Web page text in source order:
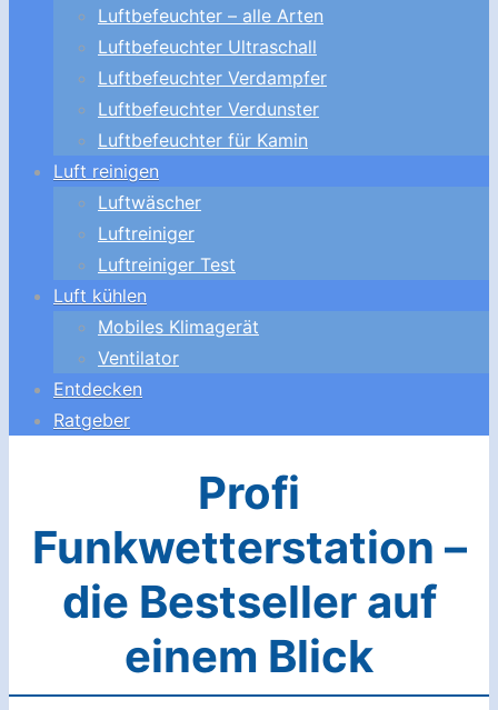
Luftbefeuchter – alle Arten
Luftbefeuchter Ultraschall
Luftbefeuchter Verdampfer
Luftbefeuchter Verdunster
Luftbefeuchter für Kamin
Luft reinigen
Luftwäscher
Luftreiniger
Luftreiniger Test
Luft kühlen
Mobiles Klimagerät
Ventilator
Entdecken
Ratgeber
Profi
Funkwetterstation –
die Bestseller auf
einem Blick